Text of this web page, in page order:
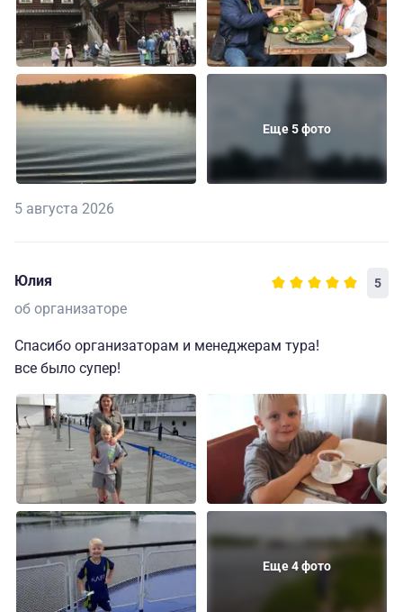
Еще 5 фото
5 августа 2026
Юлия 5
об организаторе
Спасибо организаторам и менеджерам тура!
все было супер!
Еще 4 фото